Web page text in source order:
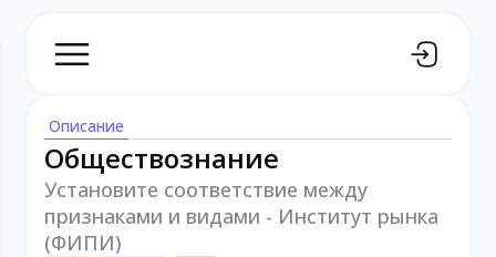
Описание
Обществознание
Установите соответствие между
признаками и видами - Институт рынка
(ФИПИ)